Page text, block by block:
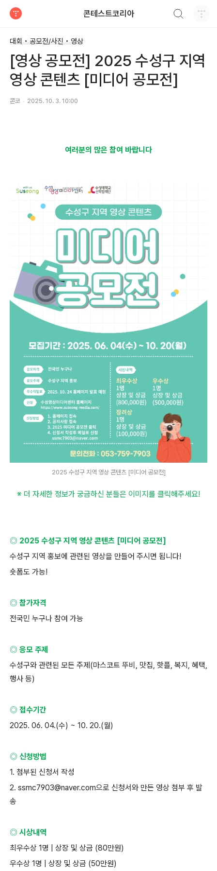
콘테스트코리아
대회 • 공모전/사진 • 영상
[영상 공모전] 2025 수성구 지역
영상 콘텐츠 [미디어 공모전]
콘코 2025. 10. 3. 10:00
여러분의 많은 참여 바랍니다
2025 수성구 지역 영상 콘텐츠 [미디어 공모전]
※ 더 자세한 정보가 궁금하신 분들은 이미지를 클릭해주세요!
◎ 2025 수성구 지역 영상 콘텐츠 [미디어 공모전]
수성구 지역 홍보에 관련된 영상을 만들어 주시면 됩니다!
숏폼도 가능!
◎ 참가자격
전국민 누구나 참여 가능
◎ 응모 주제
수성구와 관련된 모든 주제 (마스코트 뚜비 , 맛집, 핫플, 복지 , 혜택,
행사 등)
◎ 접수기간
2025. 06. 04.(수) ~ 10. 20.(월)
◎ 신청방법
1. 첨부된 신청서 작성
2. ssmc7903@naver.com으로 신청서와 만든 영상 첨부 후 발
송
◎ 시상내역
최우수상 1명 상장 및 상금 (80만원)
우수상 1명 상장 및 상금 (50만원)